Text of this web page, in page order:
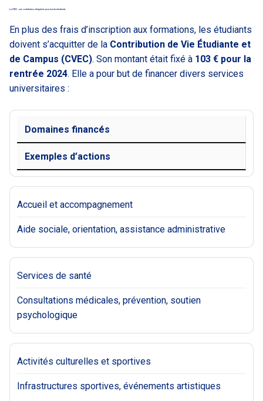
La CVEC : une contribution obligatoire pour tous les étudiants
En plus des frais d’inscription aux formations, les étudiants
doivent s’acquitter de la Contribution de Vie Étudiante et
de Campus (CVEC). Son montant était fixé à 103 € pour la
rentrée 2024. Elle a pour but de financer divers services
universitaires :
Domaines financés
Exemples d’actions
Accueil et accompagnement
Aide sociale, orientation, assistance administrative
Services de santé
Consultations médicales, prévention, soutien
psychologique
Activités culturelles et sportives
Infrastructures sportives, événements artistiques